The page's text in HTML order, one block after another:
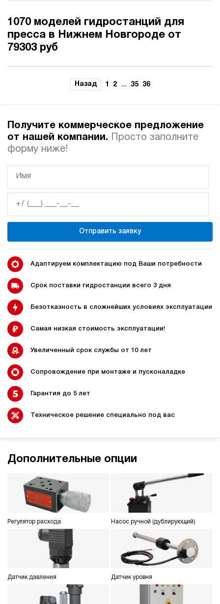
1070 моделей гидростанций для
пресса в Нижнем Новгороде от
79303 руб
Назад 1 2 ... 35 36
Получите коммерческое предложение
от нашей компании.
Просто заполните
форму ниже!
Отправить заявку
Адаптируем комплектацию под Ваши потребности
Срок поставки гидростанции всего 3 дня
Безотказность в сложнейших условиях эксплуатации
Самая низкая стоимость эксплуатации!
Увеличенный срок службы от 10 лет
Сопровождение при монтаже и пусконаладке
Гарантия до 5 лет
Техническое решение специально под вас
Дополнительные опции
Регулятор расхода Насос ручной (дублирующий)
Датчик давления Датчик уровня